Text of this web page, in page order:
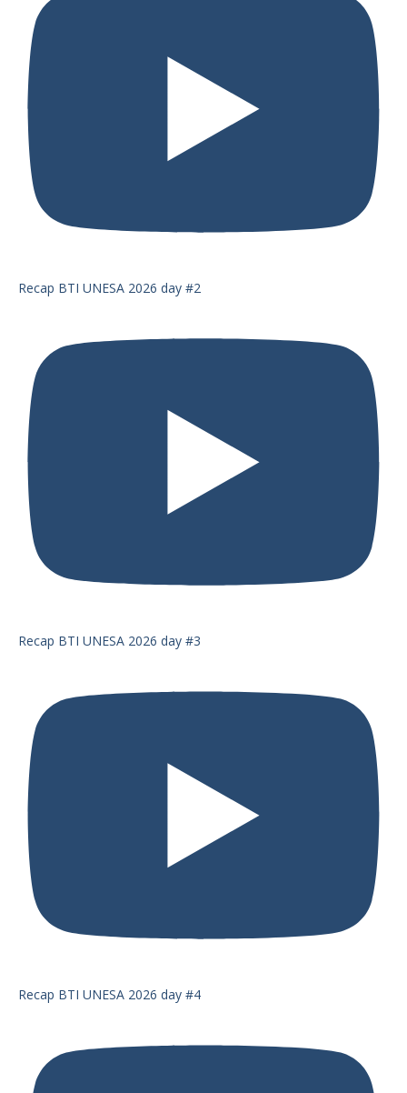
Recap BTI UNESA 2026 day #2
Recap BTI UNESA 2026 day #3
Recap BTI UNESA 2026 day #4